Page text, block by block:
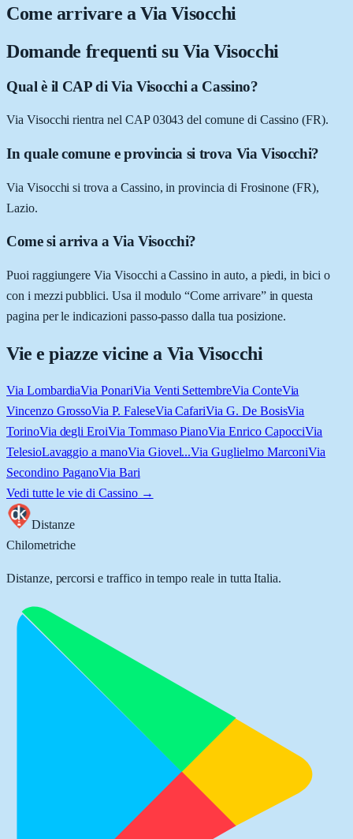
Come arrivare aVia Visocchi
Domande frequenti su Via Visocchi
Qual è il CAP di Via Visocchi a Cassino?
Via Visocchi rientra nel CAP 03043 del comune di Cassino (FR).
In quale comune e provincia si trova Via Visocchi?
Via Visocchi si trova a Cassino, in provincia di Frosinone (FR),
Lazio.
Come si arriva a Via Visocchi?
Puoi raggiungere Via Visocchi a Cassino in auto, a piedi, in bici o
con i mezzi pubblici. Usa il modulo “Come arrivare” in questa
pagina per le indicazioni passo-passo dalla tua posizione.
Vie e piazze vicine a Via Visocchi
Via LombardiaVia PonariVia Venti SettembreVia ConteVia
Vincenzo GrossoVia P. FaleseVia CafariVia G. De BosisVia
TorinoVia degli EroiVia Tommaso PianoVia Enrico CapocciVia
TelesioLavaggio a manoVia Giovel...Via Guglielmo MarconiVia
Secondino PaganoVia Bari
Vedi tutte le vie di Cassino→
Distanze
Chilometriche
Distanze, percorsi e traffico in tempo reale in tutta Italia.